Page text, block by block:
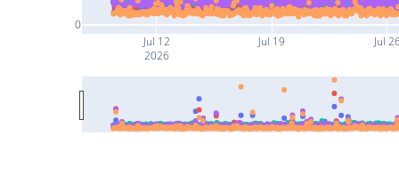
Jul 12
2026
Jul 19 Jul
0